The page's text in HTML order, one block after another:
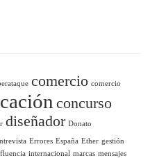
comercio comercio
concurso
diseñador Donato
Errores España Ether gestión
internacional marcas mensajes